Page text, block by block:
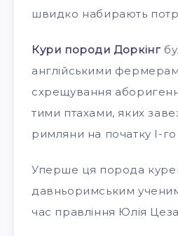
швидко набирають
Кури породи Доркінг
англійськими
схрещування
тими птахами, яких
римляни на початку I-го
Уперше ця порода
давньоримським
час правління Юлія